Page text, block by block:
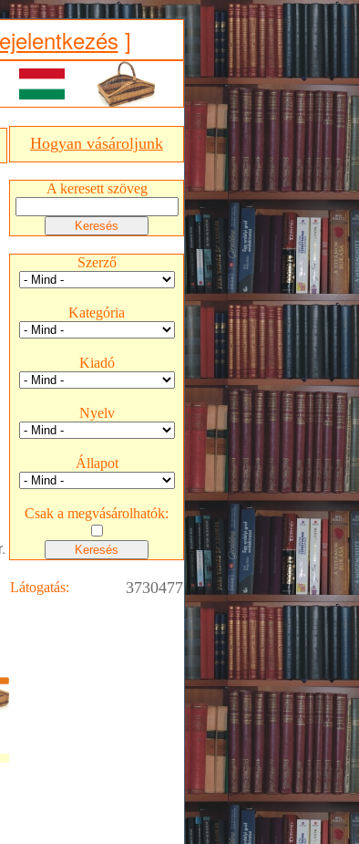
]
Hogyan vásároljunk
A keresett szöveg
Szerző
Kategória
Kiadó
Nyelv
Állapot
Csak a megvásárolhatók:
Látogatás: 3730477